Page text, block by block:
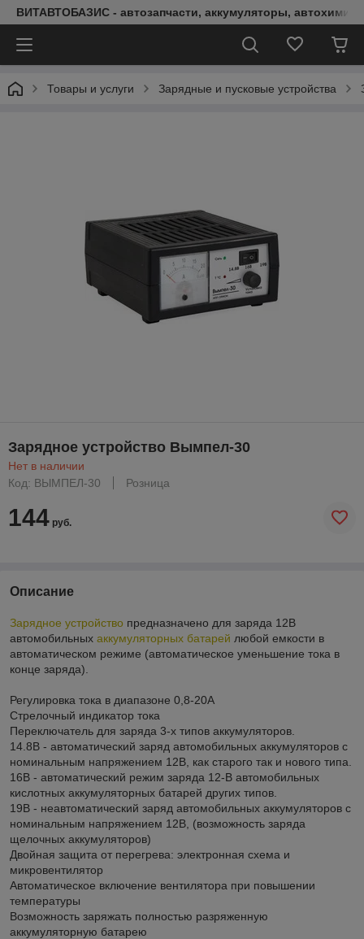
ВИТАВТОБАЗИС - автозапчасти, аккумуляторы, автохимия,
Товары и услуги Зарядные и пусковые устройства
Зарядное устройство Вымпел-30
Нет в наличии
Код: ВЫМПЕЛ-30
Розница
144 руб.
Описание
Зарядное устройство предназначено для заряда 12В
автомобильных аккумуляторных батарей любой емкости в
автоматическом режиме (автоматическое уменьшение тока в
конце заряда).
Регулировка тока в диапазоне 0,8-20А
Стрелочный индикатор тока
Переключатель для заряда 3-х типов аккумуляторов.
14.8В - автоматический заряд автомобильных аккумуляторов с
номинальным напряжением 12В, как старого так и нового типа.
16В - автоматический режим заряда 12-В автомобильных
кислотных аккумуляторных батарей других типов.
19В - неавтоматический заряд автомобильных аккумуляторов с
номинальным напряжением 12В, (возможность заряда
щелочных аккумуляторов)
Двойная защита от перегрева: электронная схема и
микровентилятор
Автоматическое включение вентилятора при повышении
температуры
Возможность заряжать полностью разряженную
аккумуляторную батарею